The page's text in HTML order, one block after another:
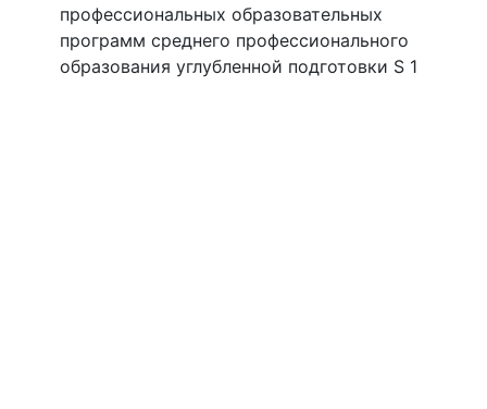
профессиональных образовательных
программ среднего профессионального
образования углубленной подготовки S 1